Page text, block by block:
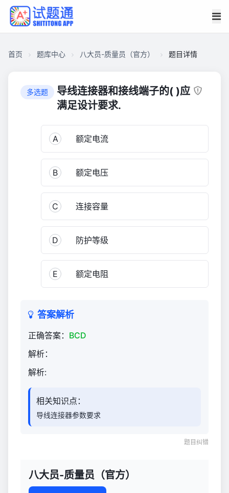
首页 题库中心 八大员-质量员（官方） 题目详情
多选题
导线连接器和接线端子的( )应
满足设计要求.
A 额定电流
B 额定电压
C 连接容量
D 防护等级
E 额定电阻
答案解析
正确答案： BCD
解析：
解析:
相关知识点：
导线连接器参数要求
题目纠错
八大员-质量员（官方）